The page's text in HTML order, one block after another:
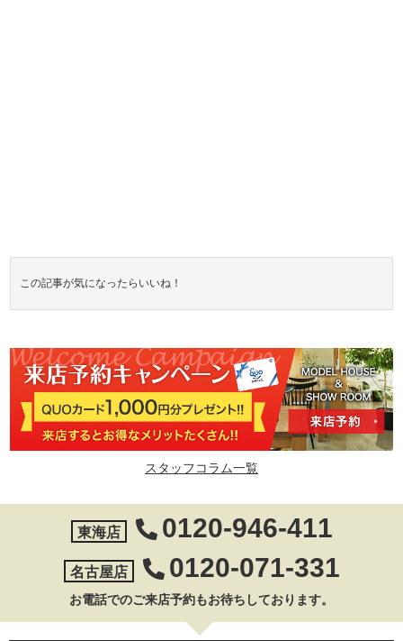
この記事が気になったらいいね！
スタッフコラム一覧
東海店 0120-946-411
名古屋店 0120-071-331
お電話でのご来店予約もお待ちしております。